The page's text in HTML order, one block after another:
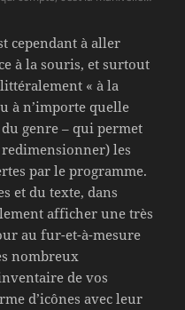
cependant à aller
à la souris, et surtout
« à la
à n’importe quelle
genre – qui permet
redimensionner) les
par le programme.
et du texte, dans
afficher une très
au fur-et-à-mesure
nombreux
de vos
d’icônes avec leur